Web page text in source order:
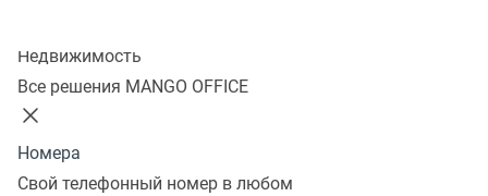
Недвижимость
Все решения MANGO OFFICE
Номера
Свой телефонный номер в любом
Стоимость